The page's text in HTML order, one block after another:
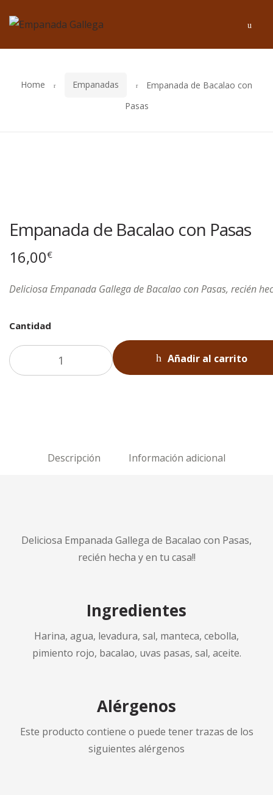
Skip
Skip
Home Empanadas
Empanada de Bacalao con
Pasas
Empanada de Bacalao con Pasas
16,00€
Deliciosa Empanada Gallega de Bacalao con Pasas, recién
Cantidad
Añadir al carrito
Descripción Información adicional
Deliciosa Empanada Gallega de Bacalao con Pasas,
recién hecha y en tu casa!!
Ingredientes
Harina, agua, levadura, sal, manteca, cebolla,
pimiento rojo, bacalao, uvas pasas, sal, aceite.
Alérgenos
Este producto contiene o puede tener trazas de los
siguientes alérgenos